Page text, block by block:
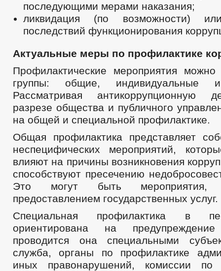
последующими мерами наказания;
ликвидация (по возможности)
последствий функционирования
Актуальные меры по профилактике
Профилактические мероприятия
группы: общие, индивидуальные
Рассматривая антикоррупционную
разрезе общества и публичного
на общей и специальной профилактике.
Общая профилактика представляет
неспецифических мероприятий,
влияют на причины возникновения
способствуют пресечению
Это могут быть мероприятия,
предоставлением государственных услуг.
Специальная профилактика в
ориентирована на
проводится она специальными
служба, органы по профилактике
иных правонарушений, комиссии по